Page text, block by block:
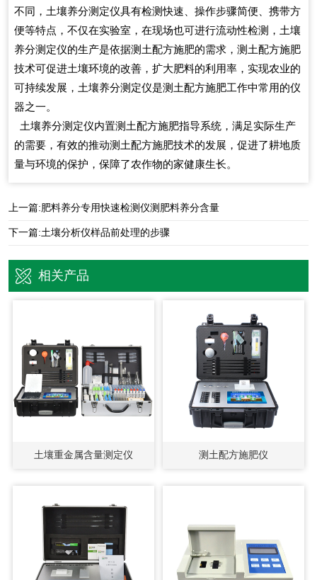
不同，土壤养分测定仪具有检测快速、操作步骤简便、携带方
便等特点，不仅在实验室，在现场也可进行流动性检测，土壤
养分测定仪的生产是依据测土配方施肥的需求，测土配方施肥
技术可促进土壤环境的改善，扩大肥料的利用率，实现农业的
可持续发展，土壤养分测定仪是测土配方施肥工作中常用的仪
器之一。
土壤养分测定仪内置测土配方施肥指导系统，满足实际生产
的需要，有效的推动测土配方施肥技术的发展，促进了耕地质
量与环境的保护，保障了农作物的家健康生长。
上一篇: 肥料养分专用快速检测仪测肥料养分含量
下一篇:土壤分析仪样品前处理的步骤
相关产品
土壤重金属含量测定仪 测土配方施肥仪